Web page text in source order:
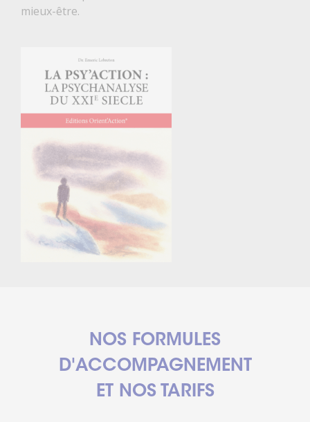
mieux-être.
NOS FORMULES
D'ACCOMPAGNEMENT
ET NOS TARIFS